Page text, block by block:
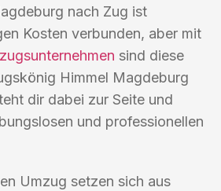
nach Zug ist
Kosten verbunden, aber mit
sind diese
Himmel Magdeburg
dir dabei zur Seite und
und professionellen
Umzug setzen sich aus